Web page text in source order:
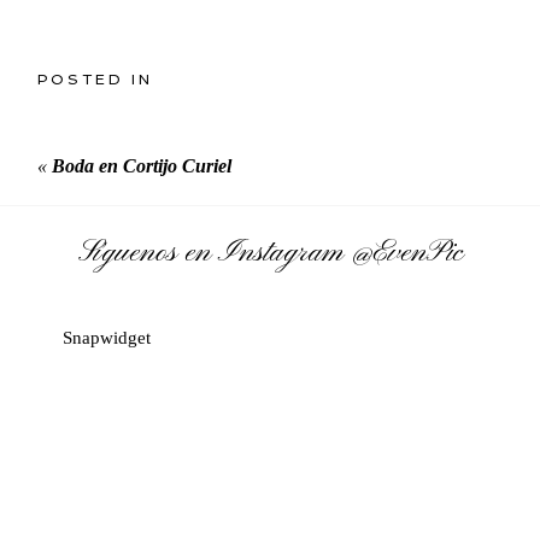
POSTED IN
« Boda en Cortijo Curiel
Síguenos en Instagram@EvenPic
Snapwidget